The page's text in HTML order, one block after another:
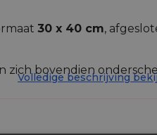
30 x 40 cm,
zich bovendien
Volledige beschrijving